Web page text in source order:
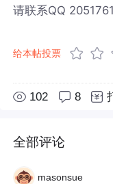
请联系QQ
给本帖投票
102 8
全部评论
masonsue